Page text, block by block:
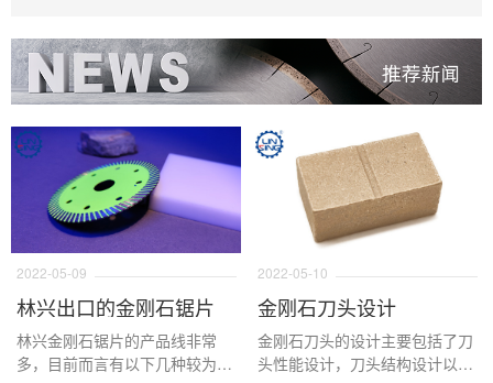
2022-05-09
林兴出口的金刚石锯片
林兴金刚石锯片的产品线非常
多，目前而言有以下几种较为常
2022-05-10
金刚石刀头设计
金刚石刀头的设计主要包括了刀
头性能设计，刀头结构设计以及